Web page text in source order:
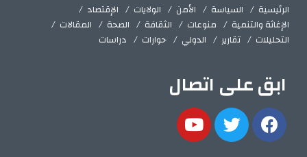
الرئيسية السياسة الأمن الولايات
الإقتصاد
الإغاثة والتنمية
منوعات الثقافة الصحة
المقالات
التحليلات
تقارير الدولي حوارات دراسات
ابق على اتصال